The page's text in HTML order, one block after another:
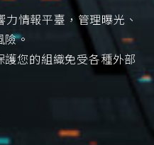
科技
情報平臺，管理曝光、
。
您的組織免受各種外部